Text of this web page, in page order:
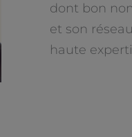
dont bon
et son
haute